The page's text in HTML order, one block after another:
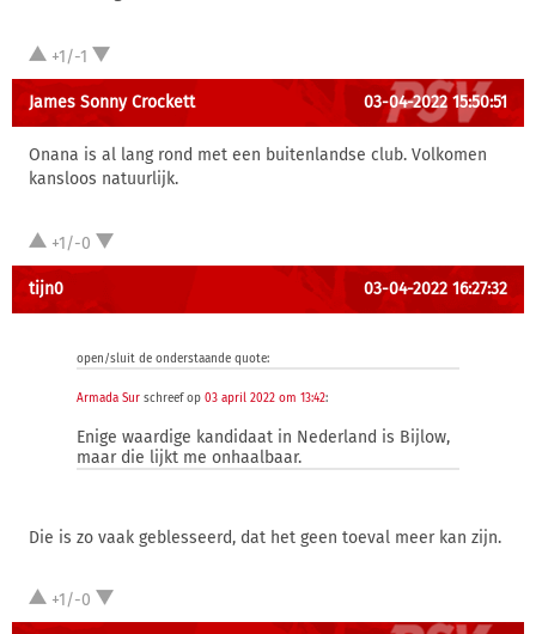
+1/-1
James Sonny Crockett 03-04-2022 15:50:51
Onana is al lang rond met een buitenlandse club. Volkomen
kansloos natuurlijk.
+1/-0
tijn0 03-04-2022 16:27:32
open/sluit de onderstaande quote:
Armada Sur schreef op 03 april 2022 om 13:42:
Enige waardige kandidaat in Nederland is Bijlow,
maar die lijkt me onhaalbaar.
Die is zo vaak geblesseerd, dat het geen toeval meer kan zijn.
+1/-0